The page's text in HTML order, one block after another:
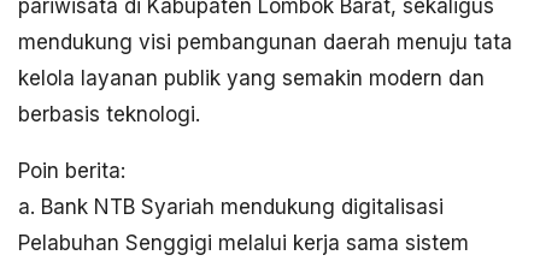
pariwisata di Kabupaten Lombok Barat, sekaligus
mendukung visi pembangunan daerah menuju tata
kelola layanan publik yang semakin modern dan
berbasis teknologi.
Poin berita:
a. Bank NTB Syariah mendukung digitalisasi
Pelabuhan Senggigi melalui kerja sama sistem